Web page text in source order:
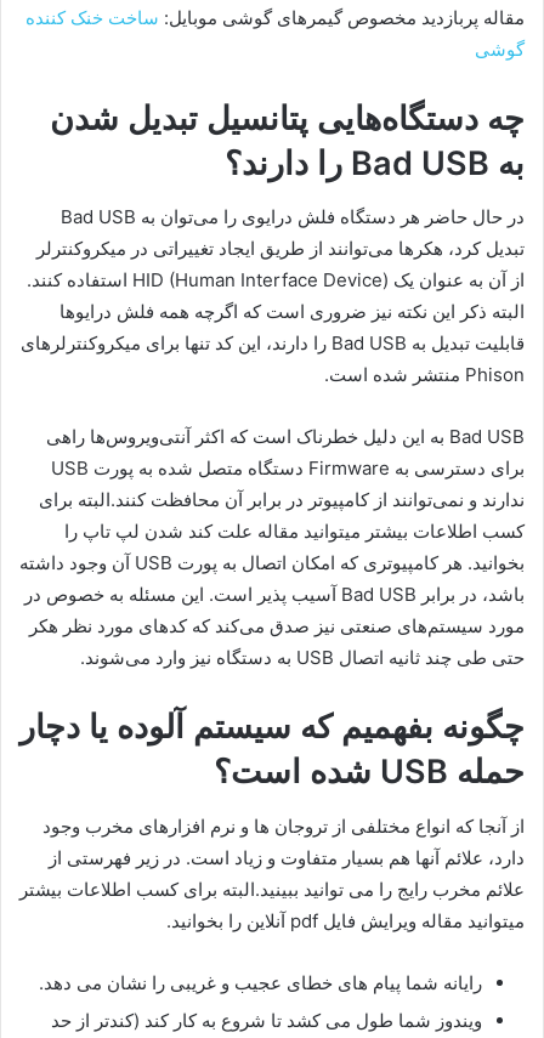
مقاله پربازدید مخصوص گیمرهای گوشی موبایل: ساخت خنک کننده
گوشی
چه دستگاه‌هایی پتانسیل تبدیل شدن
به Bad USB را دارند؟
در حال حاضر هر دستگاه فلش درایوی را می‌توان به Bad USB
تبدیل کرد، هکرها می‌توانند از طریق ایجاد تغییراتی در میکروکنترلر
از آن به عنوان یک HID (Human Interface Device) استفاده کنند.
البته ذکر این نکته نیز ضروری است که اگرچه همه فلش درایوها
قابلیت تبدیل به Bad USB را دارند، این کد تنها برای میکروکنترلرهای
Phison منتشر شده است.
Bad USB به این دلیل خطرناک است که اکثر آنتی‌ویروس‌ها راهی
برای دسترسی به Firmware دستگاه متصل شده به پورت USB
ندارند و نمی‌توانند از کامپیوتر در برابر آن محافظت کنند.البته برای
کسب اطلاعات بیشتر میتوانید مقاله علت کند شدن لپ تاپ را
بخوانید. هر کامپیوتری که امکان اتصال به پورت USB آن وجود داشته
باشد، در برابر Bad USB آسیب پذیر است. این مسئله به خصوص در
مورد سیستم‌های صنعتی نیز صدق می‌کند که کدهای مورد نظر هکر
حتی طی چند ثانیه اتصال USB به دستگاه نیز وارد می‌شوند.
چگونه بفهمیم که سیستم آلوده یا دچار
حمله USB شده است؟
از آنجا که انواع مختلفی از تروجان ها و نرم افزارهای مخرب وجود
دارد، علائم آنها هم بسیار متفاوت و زیاد است. در زیر فهرستی از
علائم مخرب رایج را می توانید ببینید.البته برای کسب اطلاعات بیشتر
میتوانید مقاله ویرایش فایل pdf آنلاین را بخوانید.
رایانه شما پیام های خطای عجیب و غریبی را نشان می دهد.
ویندوز شما طول می کشد تا شروع به کار کند (کندتر از حد